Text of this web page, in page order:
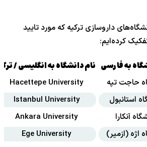
داروسازی ترکیه که مورد تایید
کرده‌ایم:
به فارسی نام دانشگاه به انگلیسی /
حاجت تپه
Hacettepe University
استانبول
Istanbul University
آنکارا
Ankara University
اژه (ازمیر)
Ege University